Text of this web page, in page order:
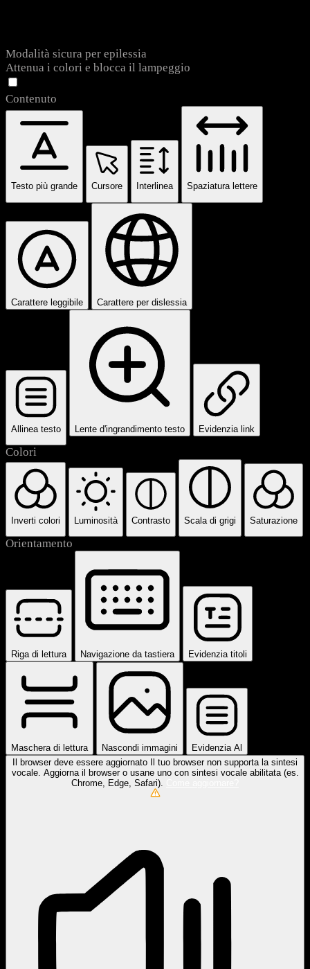
Modalità sicura per epilessia
Attenua i colori e blocca il lampeggio
Contenuto
Testo più grande Cursore Interlinea Spaziatura lettere
Carattere leggibile Carattere per dislessia
Allinea testo Lente d'ingrandimento testo Evidenzia link
Colori
Inverti colori Luminosità Contrasto Scala di grigi Saturazione
Orientamento
Riga di lettura Navigazione da tastiera Evidenzia titoli
Maschera di lettura Nascondi immagini
Evidenzia Al
Il browser deve essere aggiornato
Il tuo browser non supporta la sintesi
vocale. Aggiorna il browser o usane uno con sintesi vocale abilitata (es.
Chrome, Edge, Safari).